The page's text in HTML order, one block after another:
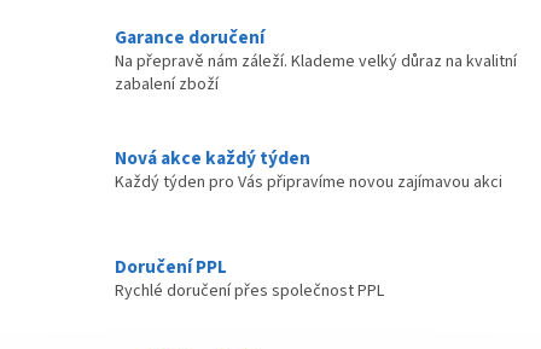
Garance doručení
Na přepravě nám záleží. Klademe velký důraz na kvalitní
zabalení zboží
Nová akce každý týden
Každý týden pro Vás připravíme novou zajímavou akci
Doručení PPL
Rychlé doručení přes společnost PPL